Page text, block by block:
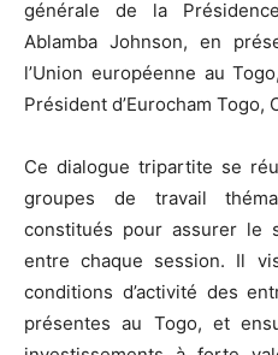
générale de la
Ablamba Johnson, en
l’Union européenne au
Président d’Eurocham Togo,
Ce dialogue tripartite se
groupes de travail
constitués pour assurer le
entre chaque session. Il
conditions d’activité des
présentes au Togo, et